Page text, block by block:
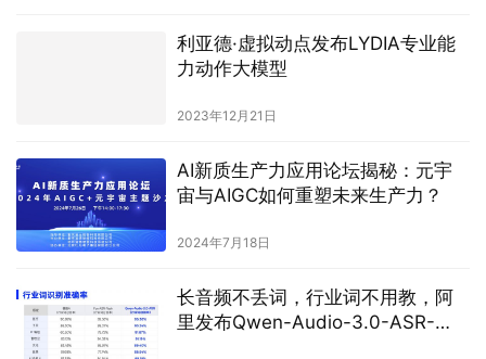
上一篇
AI定义汽车，赛豆科技发布AI汽车品牌AIVA
2026年6月9日 下午10:28
相关推荐
模型风口下的“飞猪”？
2024年12月24日